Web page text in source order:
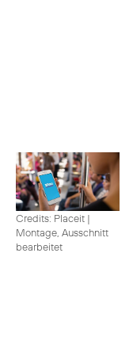
Credits: Placeit |
Montage, Ausschnitt
bearbeitet